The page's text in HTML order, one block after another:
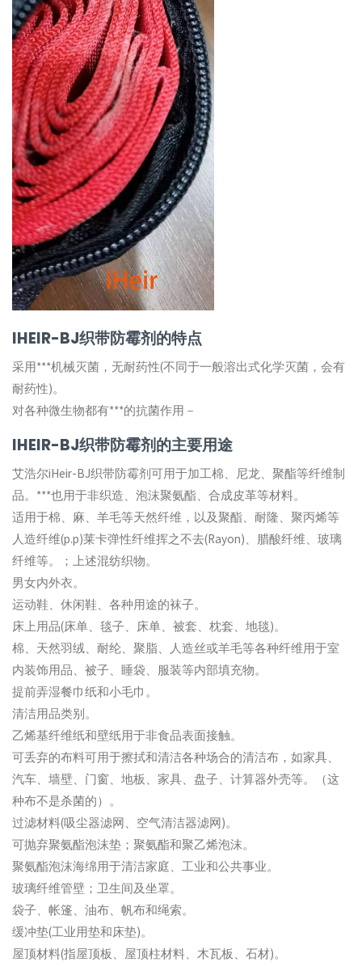
IHEIR-BJ织带防霉剂的特点
采用***机械灭菌，无耐药性(不同于一般溶出式化学灭菌，会有
耐药性)。
对各种微生物都有***的抗菌作用－
IHEIR-BJ织带防霉剂的主要用途
艾浩尔iHeir-BJ织带防霉剂可用于加工棉、尼龙、聚酯等纤维制
品。***也用于非织造、泡沫聚氨酯、合成皮革等材料。
适用于棉、麻、羊毛等天然纤维，以及聚酯、耐隆、聚丙烯等
人造纤维(p.p)莱卡弹性纤维挥之不去(Rayon)、腊酸纤维、玻璃
纤维等。；上述混纺织物。
男女内外衣。
运动鞋、休闲鞋、各种用途的袜子。
床上用品(床单、毯子、床单、被套、枕套、地毯)。
棉、天然羽绒、耐纶、聚脂、人造丝或羊毛等各种纤维用于室
内装饰用品、被子、睡袋、服装等内部填充物。
提前弄湿餐巾纸和小毛巾。
清洁用品类别。
乙烯基纤维纸和壁纸用于非食品表面接触。
可丢弃的布料可用于擦拭和清洁各种场合的清洁布，如家具、
汽车、墙壁、门窗、地板、家具、盘子、计算器外壳等。（这
种布不是杀菌的）。
过滤材料(吸尘器滤网、空气清洁器滤网)。
可抛弃聚氨酯泡沫垫；聚氨酯和聚乙烯泡沫。
聚氨酯泡沫海绵用于清洁家庭、工业和公共事业。
玻璃纤维管壁；卫生间及坐罩。
袋子、帐篷、油布、帆布和绳索。
缓冲垫(工业用垫和床垫)。
屋顶材料(指屋顶板、屋顶柱材料、木瓦板、石材)。